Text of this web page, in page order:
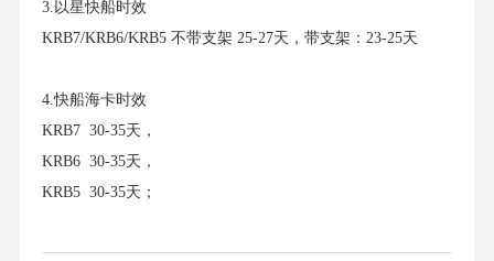
3.以星快船时效
KRB7/KRB6/KRB5 不带支架 25-27天，带支架：23-25天
4.快船海卡时效
KRB7 30-35天，
KRB6 30-35天，
KRB5 30-35天；